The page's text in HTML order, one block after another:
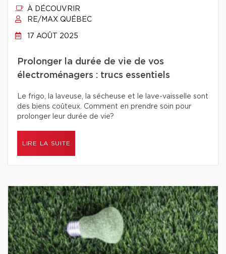
À DÉCOUVRIR
RE/MAX QUÉBEC
17 AOÛT 2025
Prolonger la durée de vie de vos
électroménagers : trucs essentiels
Le frigo, la laveuse, la sécheuse et le lave-vaisselle sont
des biens coûteux. Comment en prendre soin pour
prolonger leur durée de vie?
LIRE LA SUITE